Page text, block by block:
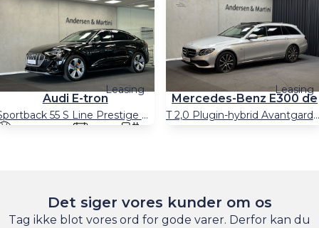
Leasing
Audi E-tron
Sportback 55 S Line Prestige Quattro 408HK 5d Trinl. Gear
Greve, Agenavej 15
Leasing
Mercedes-Benz E300 de
T 2,0 Plugin-hybrid Avantgarde 9G-Tronic 306HK Stc Aut.
Kontant 115.000
Greve, Agenavej 15
Det siger vores kunder om os
Tag ikke blot vores ord for gode varer. Derfor kan du